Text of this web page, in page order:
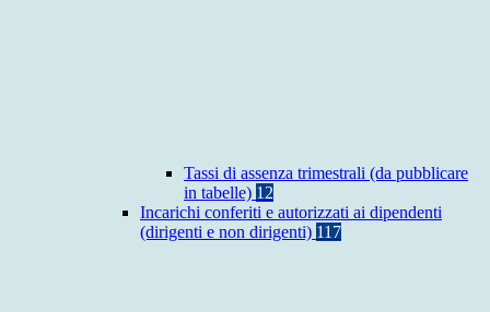
Tassi di assenza trimestrali (da pubblicare
in tabelle) 12
Incarichi conferiti e autorizzati ai dipendenti
(dirigenti e non dirigenti) 117